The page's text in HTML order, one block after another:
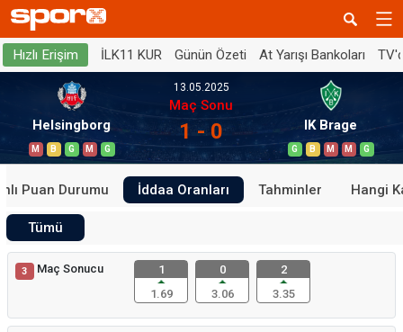
Hızlı Erişim İLK11 KUR Günün Özeti At Yarışı Bankoları
Helsingborg
M B G M G
13.05.2025
Maç Sonu
1 - 0 IK Brage
G B M M G
Puan Durumu İddaa Oranları Tahminler Hangi
Tümü
3 Maç Sonucu
1
1.69
0
3.06
2
3.35